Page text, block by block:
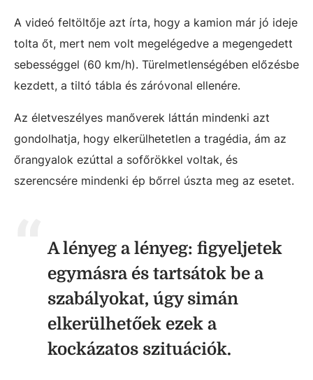
A videó feltöltője azt írta, hogy a kamion már jó ideje
tolta őt, mert nem volt megelégedve a megengedett
sebességgel (60 km/h). Türelmetlenségében előzésbe
kezdett, a tiltó tábla és záróvonal ellenére.
Az életveszélyes manőverek láttán mindenki azt
gondolhatja, hogy elkerülhetetlen a tragédia, ám az
őrangyalok ezúttal a sofőrökkel voltak, és
szerencsére mindenki ép bőrrel úszta meg az esetet.
A lényeg a lényeg: figyeljetek
egymásra és tartsátok be a
szabályokat, úgy simán
elkerülhetőek ezek a
kockázatos szituációk.